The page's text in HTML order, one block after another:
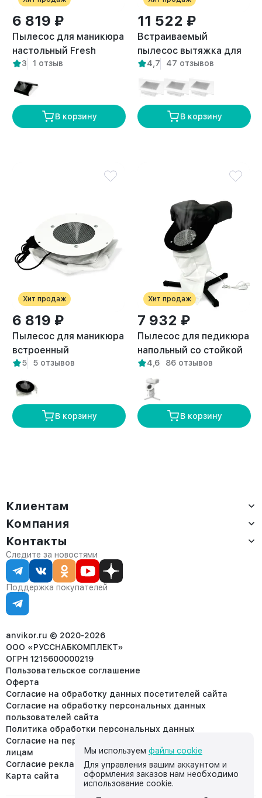
6 819 ₽
Пылесос для маникюра
настольный Fresh
белый
3 1 отзыв
В корзину
11 522 ₽
Встраиваемый
пылесос вытяжка для
маникюра Flow правый
выход
4,7 47 отзывов
В корзину
Хит продаж
6 819 ₽
Пылесос для маникюра
встроенный
встраиваемый Pure
белый
5 5 отзывов
В корзину
Хит продаж
7 932 ₽
Пылесос для педикюра
напольный со стойкой
Breeze черный
4,6 86 отзывов
В корзину
Клиентам
Доставка
Оплата
Сервис
Статус заказа
Статьи
Компания
О компании
Контакты
Партнёрам
Контакты
Отдел продаж:
8 (800) 234-22-62
corp@anvikor.ru
Ежедневно, с 7:00-19:00 (МСК)
Отдел рекламации:
8 (953) 455-25-61
Следите за новостями
Поддержка покупателей
anvikor.ru © 2020-2026
ООО «РУССНАБКОМПЛЕКТ»
ОГРН 1215600000219
Пользовательское соглашение
Оферта
Согласие на обработку данных посетителей сайта
Согласие на обработку персональных данных
пользователей сайта
Политика обработки персональных данных
Согласие на передачу персональных данных третьим
лицам
Согласие реклама
Карта сайта
Мы используем файлы cookie
Для управления вашим аккаунтом и
оформления заказов нам необходимо
использование cookie.